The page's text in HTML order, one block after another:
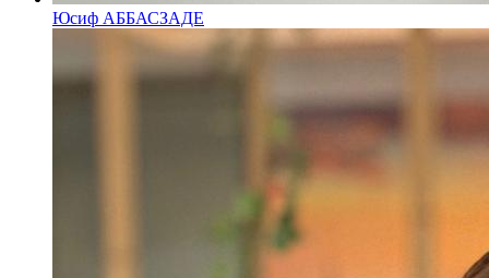
Юсиф АББАСЗАДЕ